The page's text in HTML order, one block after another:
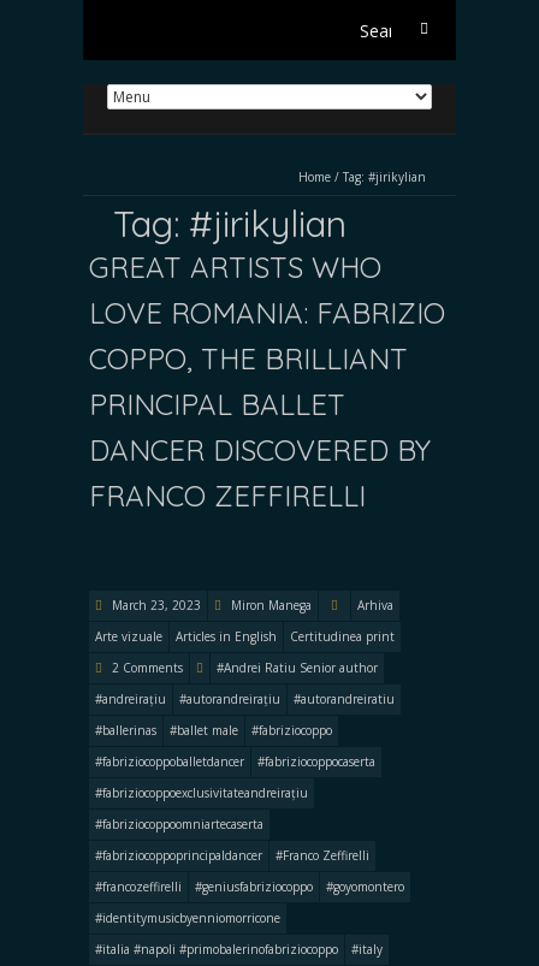
Search
Home / Tag: #jirikylian
Tag: #jirikylian
GREAT ARTISTS WHO
LOVE ROMANIA: FABRIZIO
COPPO, THE BRILLIANT
PRINCIPAL BALLET
DANCER DISCOVERED BY
FRANCO ZEFFIRELLI
March 23, 2023 Miron Manega
Arhiva
Arte vizuale
Articles in English
Certitudinea print
2 Comments
#Andrei Ratiu Senior author
#andreirațiu
#autorandreirațiu
#autorandreiratiu
#ballerinas
#ballet male
#fabriziocoppo
#fabriziocoppoballetdancer
#fabriziocoppocaserta
#fabriziocoppoexclusivitateandreirațiu
#fabriziocoppoomniartecaserta
#fabriziocoppoprincipaldancer
#Franco Zeffirelli
#francozeffirelli
#geniusfabriziocoppo
#goyomontero
#identitymusicbyenniomorricone
#italia #napoli #primobalerinofabriziocoppo
#italy